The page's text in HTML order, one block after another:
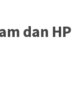
dan HP